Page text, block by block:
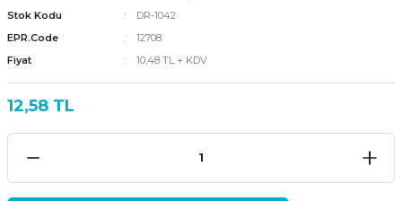
Stok Kodu
DR-1042
EPR.Code
12708
Fiyat
10,48 TL + KDV
12,58 TL